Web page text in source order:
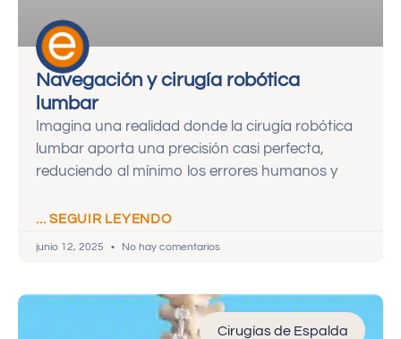
Navegación y cirugía robótica
lumbar
Imagina una realidad donde la cirugía robótica
lumbar aporta una precisión casi perfecta,
reduciendo al mínimo los errores humanos y
... SEGUIR LEYENDO
junio 12, 2025 No hay comentarios
Cirugías de Espalda